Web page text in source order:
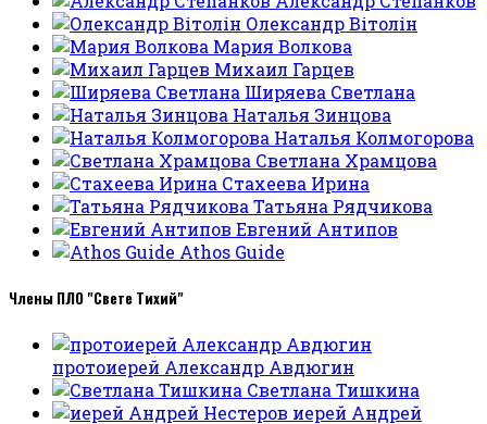
Олександр Вітолін
Мария Волкова
Михаил Гарцев
Ширяева Светлана
Наталья Зинцова
Наталья Колмогорова
Светлана Храмцова
Стахеева Ирина
Татьяна Рядчикова
Евгений Антипов
Athos Guide
Члены ПЛО "Свете Тихий"
протоиерей Александр Авдюгин
Светлана Тишкина
иерей Андрей